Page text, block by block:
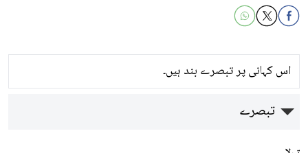
اس کہانی پر تبصرے بند ہیں۔
تبصرے